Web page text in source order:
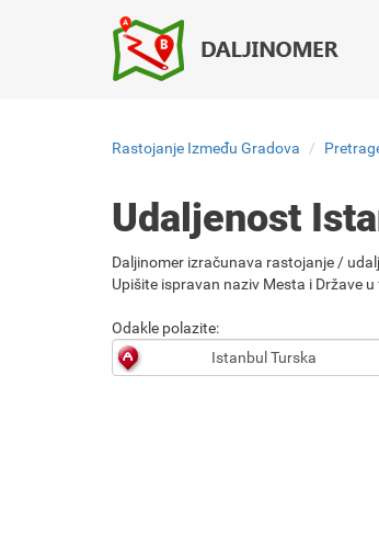
Rastojanje Između Gradova
Udaljenost
Daljinomer izračunava rastojanje /
Upišite ispravan naziv Mesta i Države
Odakle polazite: